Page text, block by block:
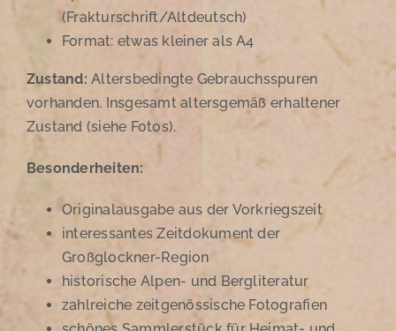
(Frakturschrift/Altdeutsch)
Format: etwas kleiner als A4
Zustand: Altersbedingte Gebrauchsspuren
vorhanden. Insgesamt altersgemäß erhaltener
Zustand (siehe Fotos).
Besonderheiten:
Originalausgabe aus der Vorkriegszeit
interessantes Zeitdokument der
Großglockner-Region
historische Alpen- und Bergliteratur
zahlreiche zeitgenössische Fotografien